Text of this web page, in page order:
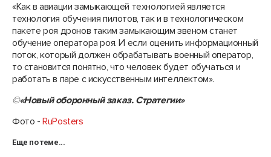
«Как в авиации замыкающей технологией является
технология обучения пилотов, так и в технологическом
пакете роя дронов таким замыкающим звеном станет
обучение оператора роя. И если оценить информационный
поток, который должен обрабатывать военный оператор,
то становится понятно, что человек будет обучаться и
работать в паре с искусственным интеллектом».
©«Новый оборонный заказ. Стратегии»
Фото -RuPosters
Еще по теме...